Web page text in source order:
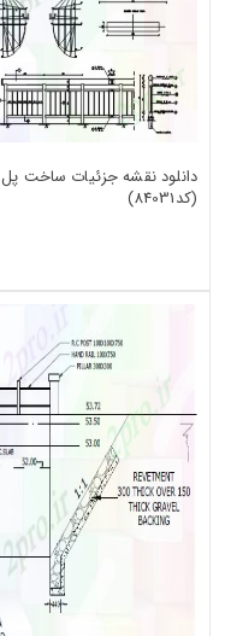
دانلود نقشه جزئیات ساخت
(کد84031)